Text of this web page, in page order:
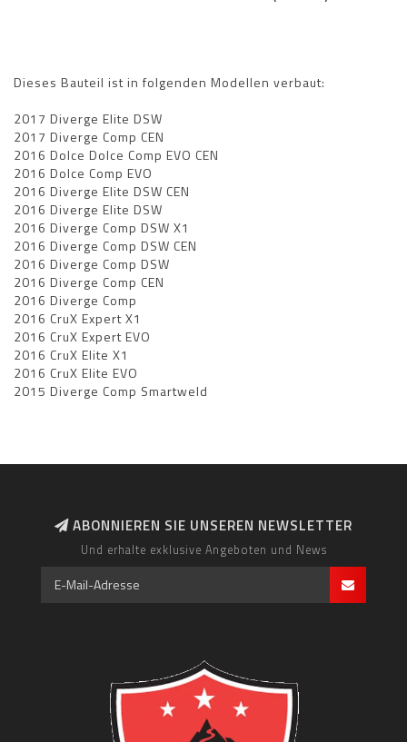
Dieses Bauteil ist in folgenden Modellen verbaut:
2017 Diverge Elite DSW
2017 Diverge Comp CEN
2016 Dolce Dolce Comp EVO CEN
2016 Dolce Comp EVO
2016 Diverge Elite DSW CEN
2016 Diverge Elite DSW
2016 Diverge Comp DSW X1
2016 Diverge Comp DSW CEN
2016 Diverge Comp DSW
2016 Diverge Comp CEN
2016 Diverge Comp
2016 CruX Expert X1
2016 CruX Expert EVO
2016 CruX Elite X1
2016 CruX Elite EVO
2015 Diverge Comp Smartweld
ABONNIEREN SIE UNSEREN NEWSLETTER
Und erhalte exklusive Angeboten und News